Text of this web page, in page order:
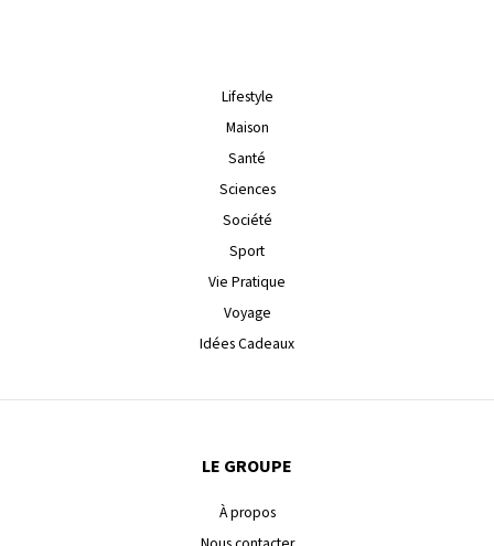
Lifestyle
Maison
Santé
Sciences
Société
Sport
Vie Pratique
Voyage
Idées Cadeaux
LE GROUPE
À propos